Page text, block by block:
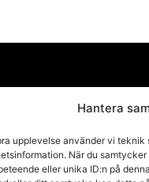
Hantera
upplevelse använder vi
När du
eller unika ID:n på